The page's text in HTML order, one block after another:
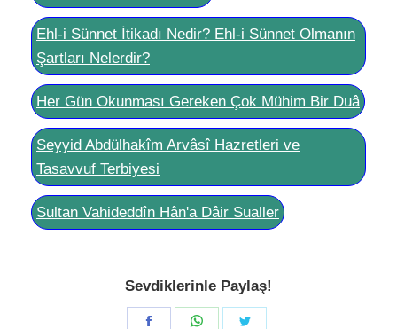
Ehl-i Sünnet İtikadı Nedir? Ehl-i Sünnet Olmanın
Şartları Nelerdir?
Her Gün Okunması Gereken Çok Mühim Bir Duâ
Seyyid Abdülhakîm Arvâsî Hazretleri ve
Tasavvuf Terbiyesi
Sultan Vahideddîn Hân'a Dâir Sualler
Sevdiklerinle Paylaş!
Share
Share